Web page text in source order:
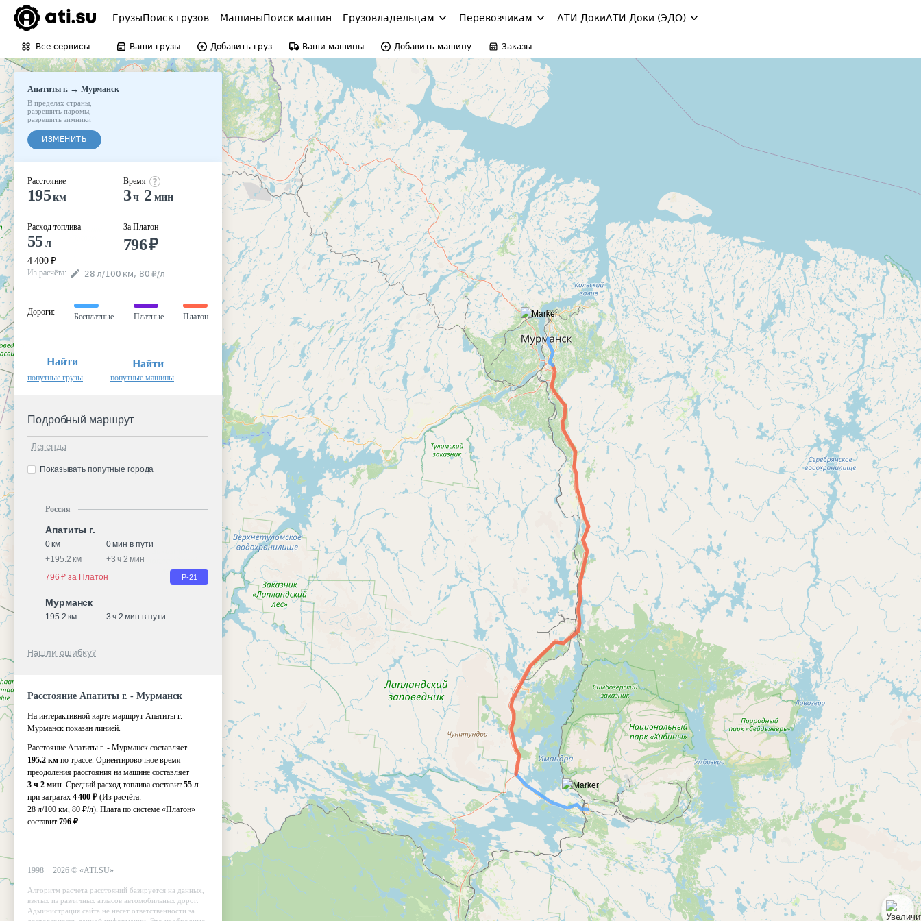
ГрузыПоиск грузов МашиныПоиск машин Грузовладельцам Перевозчикам АТИ-ДокиАТИ-Доки (ЭДО)
Все сервисы Ваши грузы Добавить груз Ваши машины Добавить машину Заказы
Апатиты г. → Мурманск
В пределах страны
разрешить паромы
разрешить зимники
ИЗМЕНИТЬ
Расстояние
195км
Расход топлива
55 л
4 400 ₽
Время
3ч 2 мин
За Платон
796₽
Из расчёта: 28 л/100 км, 80 ₽/л
Дороги:
Бесплатные Платные Платон
Найти
попутные грузы
Найти
попутные машины
Подробный маршрут
Легенда
Показывать попутные города
Россия
Апатиты г.
0 км
0 мин в пути
+195.2 км +3 ч 2 мин
796 ₽ за Платон
Р-21
Мурманск
195.2 км 3 ч 2 мин в пути
Нашли ошибку?
Расстояние Апатиты г. - Мурманск
На интерактивной карте маршрут Апатиты г. -
Мурманск показан линией.
Расстояние Апатиты г. - Мурманск составляет
195.2 км по трассе. Ориентировочное время
преодоления расстояния на машине составляет
3 ч 2 мин. Средний расход топлива составит 55 л
при затратах 4 400 ₽ (Из расчёта:
28 л/100 км, 80 ₽/л). Плата по системе «Платон»
составит 796 ₽.
1998 − 2026 © «ATI.SU»
Алгоритм расчета расстояний базируется на данных,
взятых из различных атласов автомобильных дорог.
Администрация сайта не несёт ответственности за